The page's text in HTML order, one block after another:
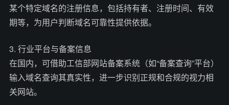
某个特定域名的注册信息，包括持有者、注册时间、有效
期等，为用户判断域名可靠性提供依据。
3. 行业平台与备案信息
在国内，可借助工信部网站备案系统（如“备案查询”平台）
输入域名查询其真实性，进一步识别正规和合规的视力相
关网站。